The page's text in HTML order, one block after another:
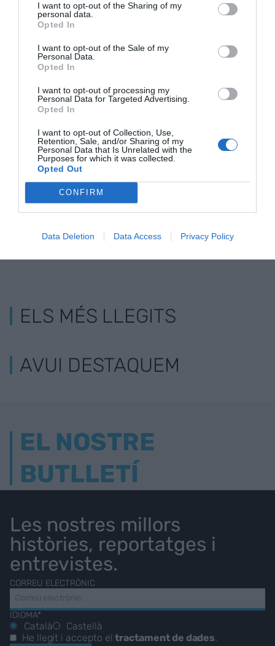
I want to opt-out of the Sharing of my
personal data.
Opted In
I want to opt-out of the Sale of my
Personal Data.
Opted In
I want to opt-out of processing my
Personal Data for Targeted Advertising.
Opted In
I want to opt-out of Collection, Use,
Retention, Sale, and/or Sharing of my
Personal Data that Is Unrelated with the
Purposes for which it was collected.
Opted Out
CONFIRM
Data Deletion Data Access Privacy Policy
l’AVE ‘low cost’monopoli de
Rodalies i Mitja
Distància fins al
2027
entre
ELS MÉS LLEGITS
AVUI DESTAQUEM
EL NOSTRE
BUTLLETÍ
Les nostres millors
històries, reportatges i
entrevistes.
CORREU ELECTRÒNIC
IDIOMA*
Català
Castellà
He llegit i accepto eltractament de dades